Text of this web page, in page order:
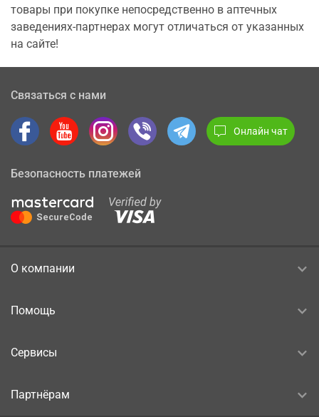
товары при покупке непосредственно в аптечных
заведениях-партнерах могут отличаться от указанных
на сайте!
Связаться с нами
Онлайн чат
Безопасность платежей
О компании
Помощь
Сервисы
Партнёрам